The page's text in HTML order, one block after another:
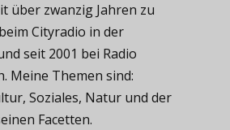
über zwanzig Jahren zu
Cityradio in der
seit 2001 bei Radio
Meine Themen sind:
Soziales, Natur und der
Facetten.